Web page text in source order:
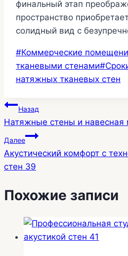
финальный этап
пространство
солидный вид с
Метки
записи:
#Коммерческие
тканевыми стенами#
натяжных тканевых стен
Навигация
по
записям
Назад
Натяжные стены и навесная
Далее
Акустический комфорт с
стен 39
Похожие записи